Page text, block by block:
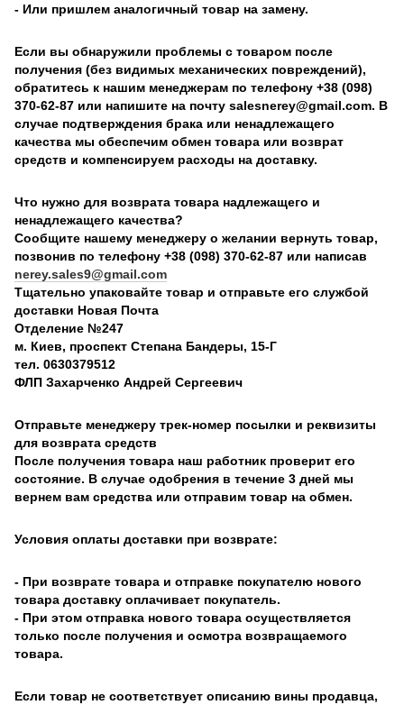
- Или пришлем аналогичный товар на замену.
Если вы обнаружили проблемы с товаром после
получения (без видимых механических повреждений),
обратитесь к нашим менеджерам по телефону +38 (098)
370-62-87 или напишите на почту salesnerey@gmail.com. В
случае подтверждения брака или ненадлежащего
качества мы обеспечим обмен товара или возврат
средств и компенсируем расходы на доставку.
Что нужно для возврата товара надлежащего и
ненадлежащего качества?
Сообщите нашему менеджеру о желании вернуть товар,
позвонив по телефону +38 (098) 370-62-87 или написав
nerey.sales9@gmail.com
Тщательно упаковайте товар и отправьте его службой
доставки Новая Почта
Отделение №247
м. Киев, проспект Степана Бандеры, 15-Г
тел. 0630379512
ФЛП Захарченко Андрей Сергеевич
Отправьте менеджеру трек-номер посылки и реквизиты
для возврата средств
После получения товара наш работник проверит его
состояние. В случае одобрения в течение 3 дней мы
вернем вам средства или отправим товар на обмен.
Условия оплаты доставки при возврате:
- При возврате товара и отправке покупателю нового
товара доставку оплачивает покупатель.
- При этом отправка нового товара осуществляется
только после получения и осмотра возвращаемого
товара.
Если товар не соответствует описанию вины продавца,